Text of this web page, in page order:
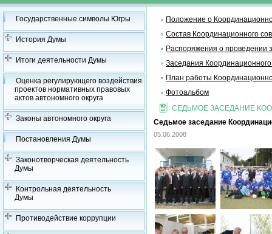
Государственные символы Югры
История Думы
Итоги деятельности Думы
Оценка регулирующего воздействия
проектов нормативных правовых
актов автономного округа
Законы автономного округа
Постановления Думы
Законотворческая деятельность
Думы
Контрольная деятельность
Думы
Противодействие коррупции
Положение о
Состав Координационного
Распоряжения о проведении
Заседания
План работы
Фотоальбом
СЕДЬМОЕ ЗАСЕДАНИЕ
Седьмое заседание
05.06.2008